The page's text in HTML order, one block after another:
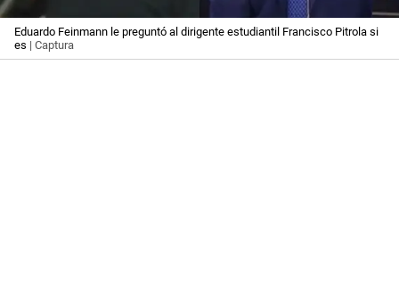
Eduardo Feinmann le preguntó al dirigente estudiantil Francisco Pitrola si
es | Captura